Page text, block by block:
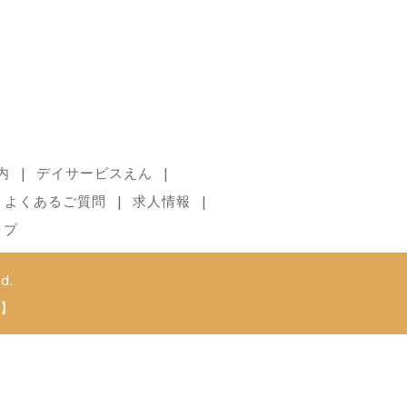
デイサービスえん
よくあるご質問
求人情報
プ